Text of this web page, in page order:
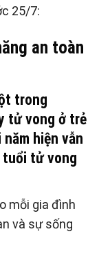
25/7:
an toàn
trong
tử vong ở trẻ
hiện vẫn
tuổi tử vong
mỗi gia đình
và sự sống